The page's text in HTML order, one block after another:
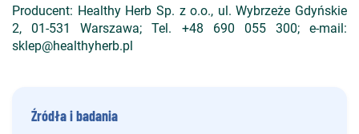
Producent: Healthy Herb Sp. z o.o., ul. Wybrzeże Gdyńskie
2, 01-531 Warszawa; Tel. +48 690 055 300; e-mail:
sklep@healthyherb.pl
Źródła i badania